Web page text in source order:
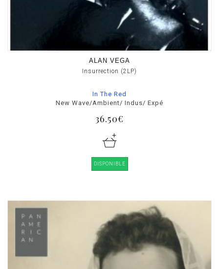
ALAN VEGA
Insurrection (2LP)
In The Red
New Wave/Ambient/ Indus/ Expé
36.50€
DISPONIBLE